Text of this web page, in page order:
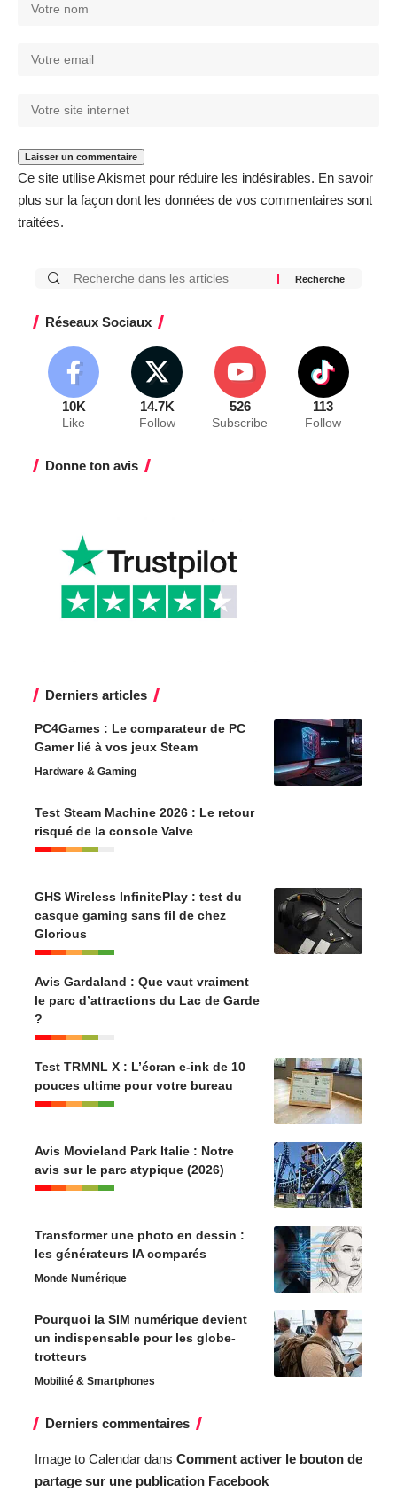
Ce site utilise Akismet pour réduire les indésirables. En savoir
plus sur la façon dont les données de vos commentaires sont
traitées.
Réseaux Sociaux
10K
Like
14.7K
Follow
526
Subscribe
113
Follow
Donne ton avis
Derniers articles
PC4Games : Le comparateur de PC
Gamer lié à vos jeux Steam
Hardware & Gaming
Test Steam Machine 2026 : Le retour
risqué de la console Valve
GHS Wireless InfinitePlay : test du
casque gaming sans fil de chez
Glorious
Avis Gardaland : Que vaut vraiment
le parc d’attractions du Lac de Garde
?
Test TRMNL X : L’écran e-ink de 10
pouces ultime pour votre bureau
Avis Movieland Park Italie : Notre
avis sur le parc atypique (2026)
Transformer une photo en dessin :
les générateurs IA comparés
Monde Numérique
Pourquoi la SIM numérique devient
un indispensable pour les globe-
trotteurs
Mobilité & Smartphones
Derniers commentaires
Image to Calendar dans Comment activer le bouton de
partage sur une publication Facebook